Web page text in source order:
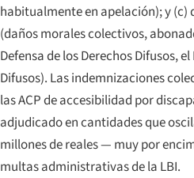
habitualmente en apelación); y (c)
(daños morales colectivos,
Defensa de los Derechos Difusos, el
Difusos). Las indemnizaciones
las ACP de accesibilidad por
adjudicado en cantidades que
millones de reales — muy por
multas administrativas de la LBI.